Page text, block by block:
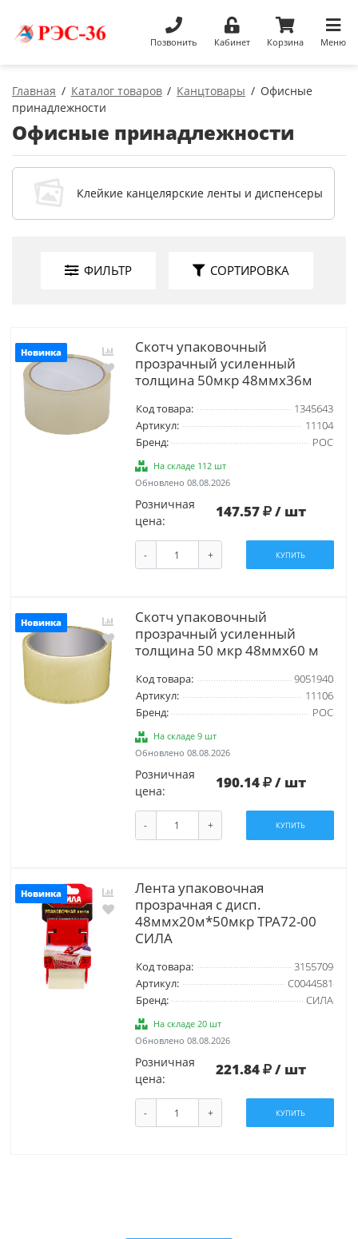
Позвонить Кабинет Корзина Меню
Главная Каталог товаров Канцтовары
Офисные
принадлежности
Офисные принадлежности
Клейкие канцелярские ленты и диспенсеры
ФИЛЬТР СОРТИРОВКА
Новинка
Скотч упаковочный
прозрачный усиленный
толщина 50мкр 48ммх36м
Код товара:
1345643
Артикул:
11104
Бренд:
РОС
На складе 112 шт
Обновлено 08.08.2026
Розничная
цена:
147.57 / шт
- + КУПИТЬ
Новинка
Скотч упаковочный
прозрачный усиленный
толщина 50 мкр 48ммх60 м
Код товара:
9051940
Артикул:
11106
Бренд:
РОС
На складе 9 шт
Обновлено 08.08.2026
Розничная
цена:
190.14 / шт
- + КУПИТЬ
Новинка
Лента упаковочная
прозрачная с дисп.
48ммx20м*50мкр TPA72-00
СИЛА
Код товара:
3155709
Артикул:
C0044581
Бренд:
СИЛА
На складе 20 шт
Обновлено 08.08.2026
Розничная
цена:
221.84 / шт
- + КУПИТЬ